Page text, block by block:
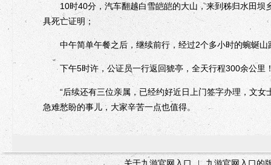
10时40分，汽车翻越白雪皑皑的大山，来到秭归水田坝
具死亡证明；
中午简单午餐之后，继续前行，经过2个多小时的蜿蜒
下午5时许，公证员一行返回猇亭，全天行程300余公里
“后续还有三位亲属，已经约好近日上门签字办理，文女
急难愁盼的事儿，大家辛苦一点也值得。